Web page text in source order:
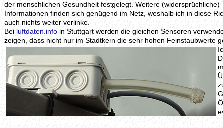
der menschlichen Gesundheit festgelegt. Weitere (widersprüchliche)
Informationen finden sich genügend im Netz, weshalb ich in diese
auch nichts weiter verlinke.
Bei luftdaten.info in Stuttgart werden die gleichen Sensoren
zeigen, dass nicht nur im Stadtkern die sehr hohen Feinstaubwerte